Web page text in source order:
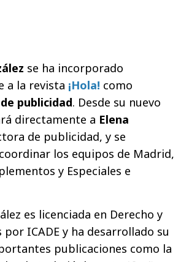
se ha incorporado
a la revista ¡Hola! como
publicidad. Desde su nuevo
directamente a Elena
de publicidad, y se
los equipos de Madrid,
y Especiales e
es licenciada en Derecho y
por ICADE y ha desarrollado su
publicaciones como la